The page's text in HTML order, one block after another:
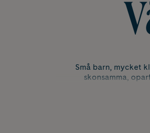
Små barn, mycket
skonsamma,